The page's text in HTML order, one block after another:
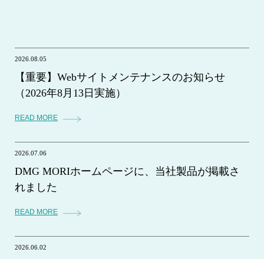
2026.08.05
【重要】Webサイトメンテナンスのお知らせ
（2026年8月13日実施）
READ MORE
2026.07.06
DMG MORIホームページに、当社製品が掲載さ
れました
READ MORE
2026.06.02